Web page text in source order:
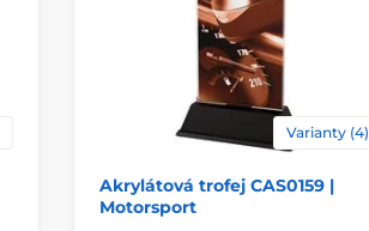
Varianty (4)
Akrylátová trofej CAS0159 |
Motorsport